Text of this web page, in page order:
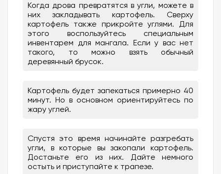
Когда дрова превратятся в угли, можете в
них закладывать картофель. Сверху
картофель также прикройте углями. Для
этого воспользуйтесь специальным
инвентарем для мангала. Если у вас нет
такого, то можно взять обычный
деревянный брусок.
Картофель будет запекаться примерно 40
минут. Но в основном ориентируйтесь по
жару углей.
Спустя это время начинайте разгребать
угли, в которые вы закопали картофель.
Достаньте его из них. Дайте немного
остыть и приступайте к трапезе.